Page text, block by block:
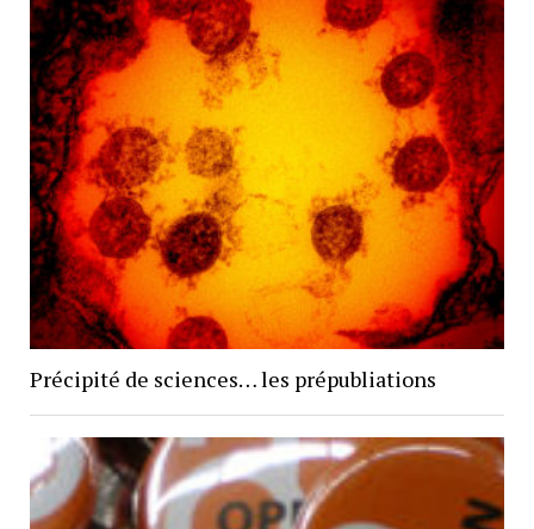
Précipité de sciences… les prépubliations